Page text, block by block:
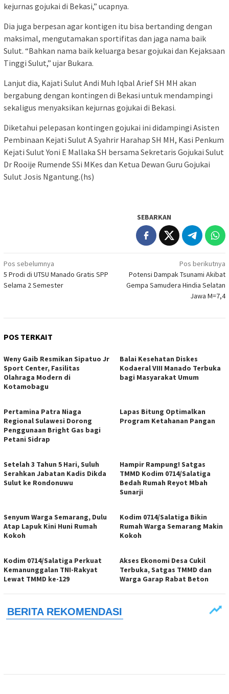
kejurnas gojukai di Bekasi,” ucapnya.
Dia juga berpesan agar kontigen itu bisa bertanding dengan
maksimal, mengutamakan sportifitas dan jaga nama baik
Sulut. “Bahkan nama baik keluarga besar gojukai dan Kejaksaan
Tinggi Sulut,” ujar Bukara.
Lanjut dia, Kajati Sulut Andi Muh Iqbal Arief SH MH akan
bergabung dengan kontingen di Bekasi untuk mendampingi
sekaligus menyaksikan kejurnas gojukai di Bekasi.
Diketahui pelepasan kontingen gojukai ini didampingi Asisten
Pembinaan Kejati Sulut A Syahrir Harahap SH MH, Kasi Penkum
Kejati Sulut Yoni E Mallaka SH bersama Sekretaris Gojukai Sulut
Dr Rooije Rumende SSi MKes dan Ketua Dewan Guru Gojukai
Sulut Josis Ngantung.(hs)
SEBARKAN
Navigasi
pos
Pos sebelumnya
5 Prodi di UTSU Manado Gratis SPP
Selama 2 Semester
Pos berikutnya
Potensi Dampak Tsunami Akibat
Gempa Samudera Hindia Selatan
Jawa M=7,4
POS TERKAIT
Weny Gaib Resmikan Sipatuo Jr
Sport Center, Fasilitas
Olahraga Modern di
Kotamobagu
Balai Kesehatan Diskes
Kodaeral VIII Manado Terbuka
bagi Masyarakat Umum
Pertamina Patra Niaga
Regional Sulawesi Dorong
Penggunaan Bright Gas bagi
Petani Sidrap
Lapas Bitung Optimalkan
Program Ketahanan Pangan
Setelah 3 Tahun 5 Hari, Suluh
Serahkan Jabatan Kadis Dikda
Sulut ke Rondonuwu
Hampir Rampung! Satgas
TMMD Kodim 0714/Salatiga
Bedah Rumah Reyot Mbah
Sunarji
Senyum Warga Semarang, Dulu
Atap Lapuk Kini Huni Rumah
Kokoh
Kodim 0714/Salatiga Bikin
Rumah Warga Semarang Makin
Kokoh
Kodim 0714/Salatiga Perkuat
Kemanunggalan TNI-Rakyat
Lewat TMMD ke-129
Akses Ekonomi Desa Cukil
Terbuka, Satgas TMMD dan
Warga Garap Rabat Beton